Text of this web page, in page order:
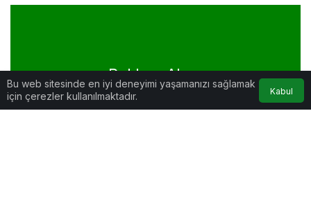
Bu web sitesinde en iyi deneyimi yaşamanızı sağlamak
için çerezler kullanılmaktadır.
Kabul
Reklam Alanı